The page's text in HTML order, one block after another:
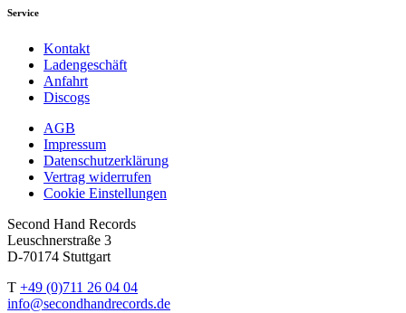
Service
Kontakt
Ladengeschäft
Anfahrt
Discogs
AGB
Impressum
Datenschutzerklärung
Vertrag widerrufen
Cookie Einstellungen
Second Hand Records
Leuschnerstraße 3
D-70174 Stuttgart
T +49 (0)711 26 04 04
info@secondhandrecords.de